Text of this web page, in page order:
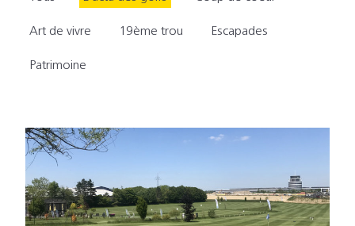
Art de vivre 19ème trou Escapades
Patrimoine